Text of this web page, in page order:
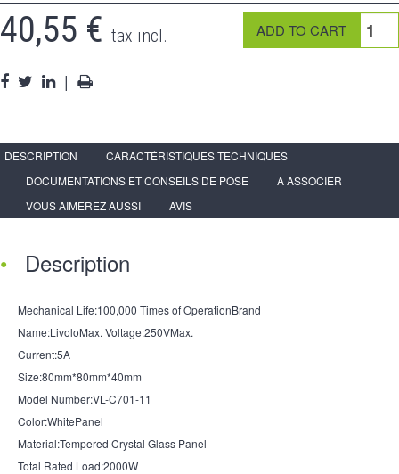
Espace PRO
40,55 € tax incl.
|
DESCRIPTION
CARACTÉRISTIQUES TECHNIQUES
DOCUMENTATIONS ET CONSEILS DE POSE
A ASSOCIER
VOUS AIMEREZ AUSSI
AVIS
Description
Mechanical Life:100,000 Times of OperationBrand
Name:LivoloMax. Voltage:250VMax.
Current:5A
Size:80mm*80mm*40mm
Model Number:VL-C701-11
Color:WhitePanel
Material:Tempered Crystal Glass Panel
Total Rated Load:2000W